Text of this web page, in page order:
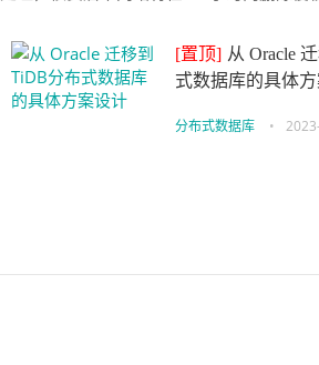
[置顶] 从 Oracle
式数据库的具体
分布式数据库 •